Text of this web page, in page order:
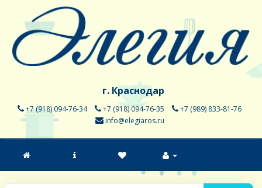
г. Краснодар
+7 (918) 094-76-34 +7 (918) 094-76-35
+7 (989) 833-81-76
info@elegiaros.ru